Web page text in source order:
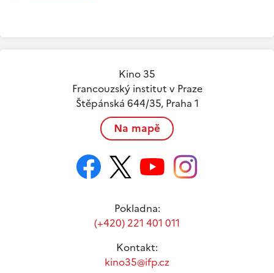
Kino 35
Francouzský institut v Praze
Štěpánská 644/35, Praha 1
Na mapě
Pokladna:
(+420) 221 401 011
Kontakt:
kino35@ifp.cz